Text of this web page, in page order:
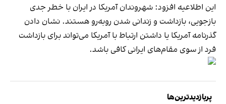
این اطلاعیه افزود: شهروندان آمریکا در ایران با خطر جدی
بازجویی، بازداشت و زندانی شدن روبه‌رو هستند. نشان دادن
گذرنامه آمریکا یا داشتن ارتباط با آمریکا می‌تواند برای بازداشت
فرد از سوی مقام‌های ایرانی کافی باشد.
پربازدیدترین‌ها